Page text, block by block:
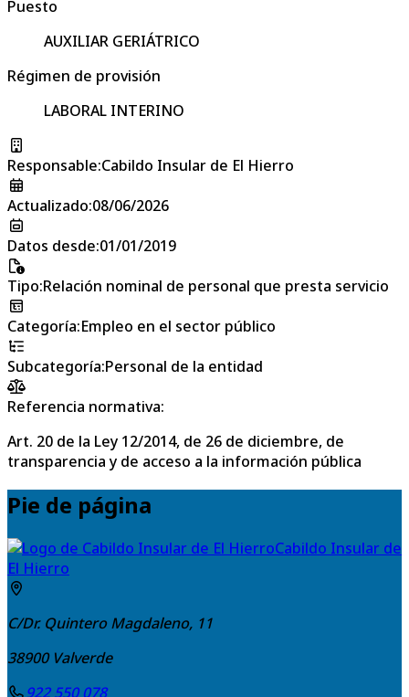
Puesto
AUXILIAR GERIÁTRICO
Régimen de provisión
LABORAL INTERINO
Responsable:Cabildo Insular de El Hierro
Actualizado:08/06/2026
Datos desde:01/01/2019
Tipo:Relación nominal de personal que presta servicio
Categoría:Empleo en el sector público
Subcategoría:Personal de la entidad
Referencia normativa:
Art. 20 de la Ley 12/2014, de 26 de diciembre, de
transparencia y de acceso a la información pública
Pie de página
Cabildo Insular de
El Hierro
C/Dr. Quintero Magdaleno, 11
38900 Valverde
922 550 078